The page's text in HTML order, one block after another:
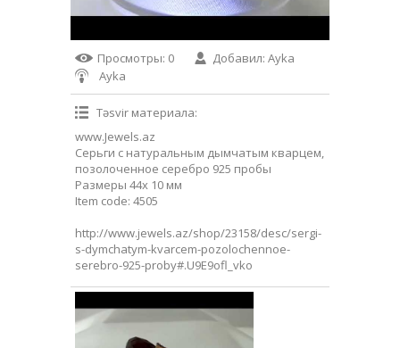
Просмотры: 0 Добавил: Ayka
Ayka
Təsvir материала:
www.Jewels.az
Серьги с натуральным дымчатым кварцем,
позолоченное серебро 925 пробы
Размеры 44х 10 мм
Item code: 4505
http://www.jewels.az/shop/23158/desc/sergi-
s-dymchatym-kvarcem-pozolochennoe-
serebro-925-proby#.U9E9ofl_vko